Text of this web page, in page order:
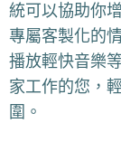
統可以協助你
專屬客製化的
播放輕快音樂
家工作的您，
圍。